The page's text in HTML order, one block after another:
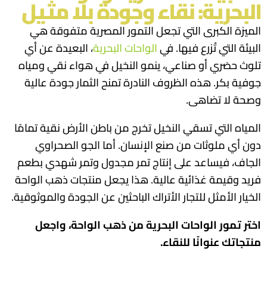
البحرية: نقاء وجودة بلا مثيل
الميزة الكبرى التي تجعل التمور المصرية متفوقة هي
البيئة التي تُزرع فيها. فيالواحات البحرية، البعيدة عن أي
تلوث حضري أو صناعي، ينمو النخيل في هواء نقي ومياه
جوفية بكر. هذه الظروف النادرة تمنح الثمار جودة عالية
وصحة لا تضاهى.
المياه التي تسقي النخيل تخرج من باطن الأرض نقية تمامًا
دون أي ملوثات من صنع الإنسان. أما الجو الصحراوي
الجاف، فيساعد على إنتاج تمر مجدول وتمر شهدي بطعم
فريد وقيمة غذائية عالية. هذا يجعل منتجات ذهب الواحة
الخيار الأمثل للتجار الأتراك الباحثين عن الجودة والموثوقية.
اختر تمور الواحات البحرية من ذهب الواحة، واجعل
منتجاتك عنوانًا للنقاء.